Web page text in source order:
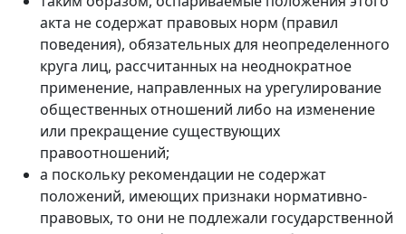
акта не содержат правовых норм (правил
поведения), обязательных для неопределенного
круга лиц, рассчитанных на неоднократное
применение, направленных на урегулирование
общественных отношений либо на изменение
или прекращение существующих
правоотношений;
а поскольку рекомендации не содержат
положений, имеющих признаки нормативно-
правовых, то они не подлежали государственной